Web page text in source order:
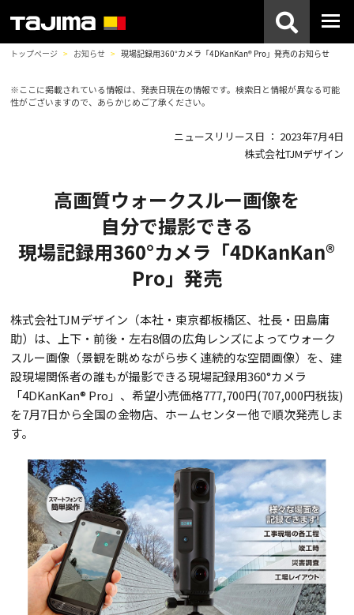
トップページ お知らせ 現場記録用360°カメラ「4DKanKan® Pro」発売のお知らせ
※ここに掲載されている情報は、発表日現在の情報です。検索日と情報が異なる可能
性がございますので、あらかじめご了承ください。
ニュースリリース日 ： 2023年7月4日
株式会社TJMデザイン
高画質ウォークスルー画像を
自分で撮影できる
現場記録用360°カメラ「4DKanKan®
Pro」発売
株式会社TJMデザイン（本社・東京都板橋区、社長・田島庸
助）は、上下・前後・左右8個の広角レンズによってウォーク
スルー画像（景観を眺めながら歩く連続的な空間画像）を、建
設現場関係者の誰もが撮影できる現場記録用360°カメラ
「4DKanKan® Pro」、希望小売価格777,700円(707,000円税抜)
を7月7日から全国の金物店、ホームセンター他で順次発売しま
す。